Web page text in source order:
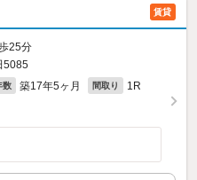
賃貸
25分
5085
数 築17年5ヶ月 間取り 1R